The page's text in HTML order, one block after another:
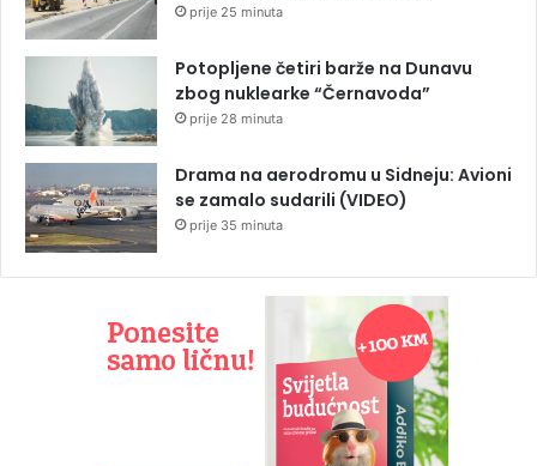
prije 25 minuta
Potopljene četiri barže na Dunavu
zbog nuklearke “Černavoda”
prije 28 minuta
Drama na aerodromu u Sidneju: Avioni
se zamalo sudarili (VIDEO)
prije 35 minuta